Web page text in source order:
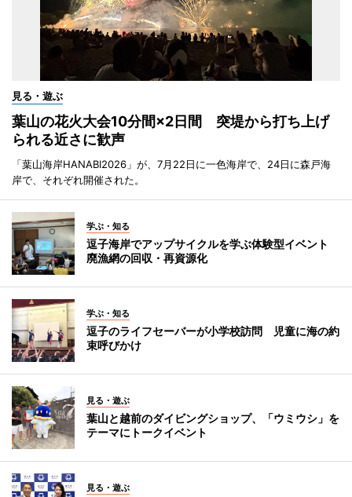
見る・遊ぶ
葉山の花火大会10分間×2日間 突堤から打ち上げ
られる近さに歓声
「葉山海岸HANABI2026」が、7月22日に一色海岸で、24日に森戸海
岸で、それぞれ開催された。
学ぶ・知る
逗子海岸でアップサイクルを学ぶ体験型イベント
廃漁網の回収・再資源化
学ぶ・知る
逗子のライフセーバーが小学校訪問 児童に海の約
束呼びかけ
見る・遊ぶ
葉山と越前のダイビングショップ、「ウミウシ」を
テーマにトークイベント
見る・遊ぶ